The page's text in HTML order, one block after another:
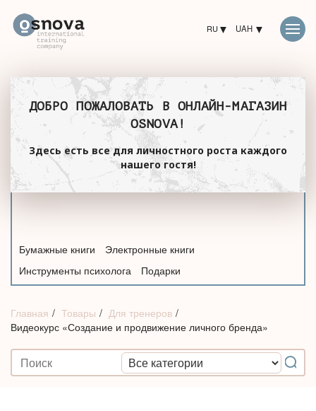
RU UAH
ДОБРО ПОЖАЛОВАТЬ В ОНЛАЙН-МАГАЗИН
OSNOVA!
Здесь есть все для личностного роста каждого
нашего гостя!
Бумажные книги
Электронные книги
Инструменты психолога
Подарки
Главная Товары
Для тренеров
Видеокурс «Создание и продвижение личного бренда»